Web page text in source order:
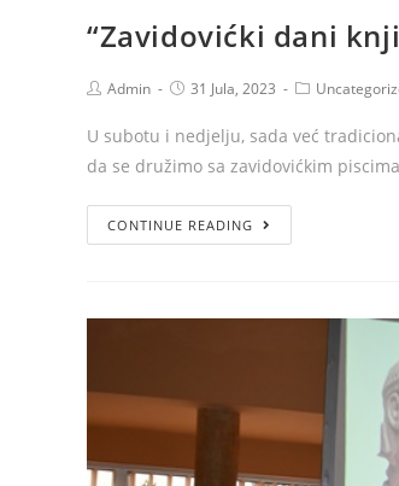
“Zavidovićki dani
Admin 31 Jula, 2023
U subotu i nedjelju, sada već
da se družimo sa zavidovićkim
CONTINUE READING